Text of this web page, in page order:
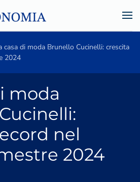
casa di moda Brunello Cucinelli: crescita
2024
moda
nel
2024